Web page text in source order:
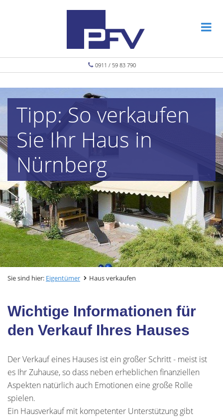
0911 / 59 83 790
Tipp: So verkaufen
Sie Ihr Haus in
Nürnberg
Sie sind hier: Eigentümer Haus verkaufen
Wichtige Informationen für
den Verkauf Ihres Hauses
Der Verkauf eines Hauses ist ein großer Schritt - meist ist
es Ihr Zuhause, so dass neben erheblichen finanziellen
Aspekten natürlich auch Emotionen eine große Rolle
spielen.
Ein Hausverkauf mit kompetenter Unterstützung gibt